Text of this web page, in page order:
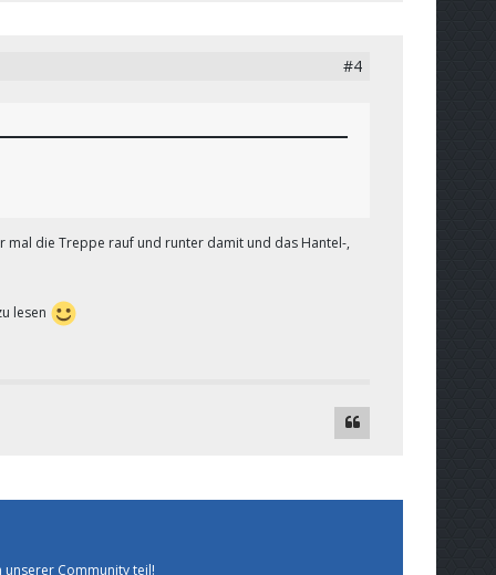
#4
mal die Treppe rauf und runter damit und das Hantel-,
lesen
unserer Community teil!